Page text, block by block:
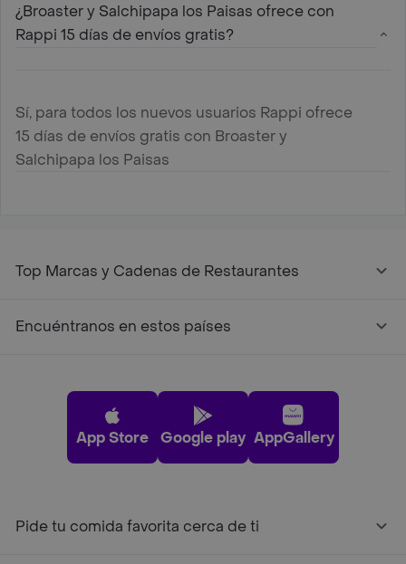
¿Broaster y Salchipapa los Paisas ofrece con
Rappi 15 días de envíos gratis?
Sí, para todos los nuevos usuarios Rappi ofrece
15 días de envíos gratis con Broaster y
Salchipapa los Paisas
Top Marcas y Cadenas de Restaurantes
Encuéntranos en estos países
App Store Google play AppGallery
Pide tu comida favorita cerca de ti